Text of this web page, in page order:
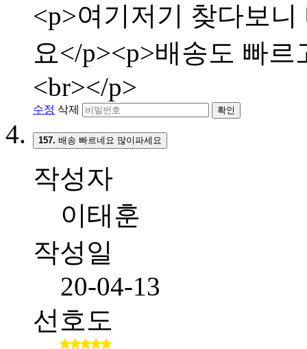
<p>여기저기 찾다보
요</p><p>배송도 빠
<br></p>
수정 삭제 확인
157. 배송 빠르네요 많이파세요
작성자
이태훈
작성일
20-04-13
선호도